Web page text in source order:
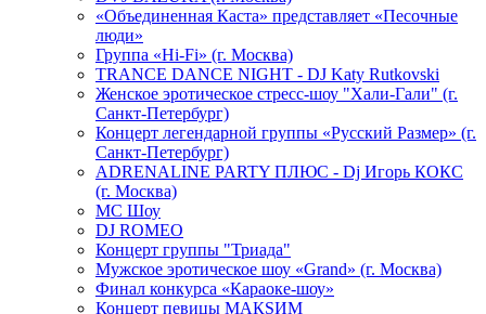
«Объединенная Каста» представляет «Песочные
люди»
Группа «Hi-Fi» (г. Москва)
TRANCE DANCE NIGHT - DJ Katy Rutkovski
Женское эротическое стресс-шоу "Хали-Гали" (г.
Санкт-Петербург)
Концерт легендарной группы «Русский Размер» (г.
Санкт-Петербург)
ADRENALINE PARTY ПЛЮС - Dj Игорь КОКС
(г. Москва)
MC Шоу
DJ ROMEO
Концерт группы "Триада"
Мужское эротическое шоу «Grand» (г. Москва)
Финал конкурса «Караоке-шоу»
Концерт певицы МАКSИМ